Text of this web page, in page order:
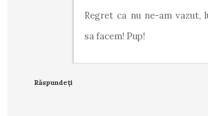
Regret ca nu ne-am vazut,
sa facem! Pup!
Răspundeți